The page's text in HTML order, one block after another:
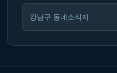
강남구 동네소식지